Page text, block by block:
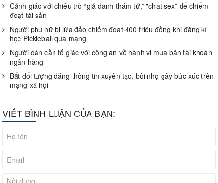
Cảnh giác với chiêu trò “giả danh thám tử,” "chat sex” để chiếm
đoạt tài sản
Người phụ nữ bị lừa đảo chiếm đoạt 400 triệu đồng khi đăng kí
học Pickleball qua mạng
Người dân cần tố giác với công an về hành vi mua bán tài khoản
ngân hàng
Bắt đối tượng đăng thông tin xuyên tạc, bôi nhọ gây bức xúc trên
mạng xã hội
VIẾT BÌNH LUẬN CỦA BẠN: